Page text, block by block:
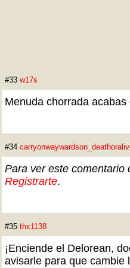
#33 w17s
Menuda chorrada acabas
#34
Para ver este comentario
Registrarte.
#35 thx1138
¡Enciende el Delorean,
avisarle para que cambie